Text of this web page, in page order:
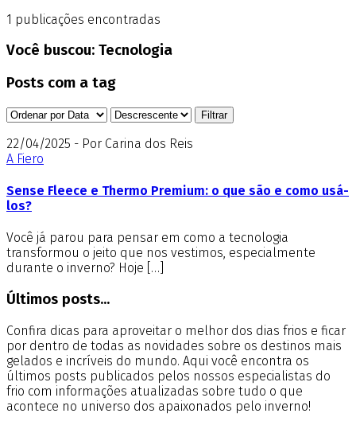
1 publicações encontradas
Você buscou: Tecnologia
Posts com a tag
22/04/2025 - Por Carina dos Reis
A Fiero
Sense Fleece e Thermo Premium: o que são e como usá-
los?
Você já parou para pensar em como a tecnologia
transformou o jeito que nos vestimos, especialmente
durante o inverno? Hoje […]
Últimos posts...
Confira dicas para aproveitar o melhor dos dias frios e ficar
por dentro de todas as novidades sobre os destinos mais
gelados e incríveis do mundo. Aqui você encontra os
últimos posts publicados pelos nossos especialistas do
frio com informações atualizadas sobre tudo o que
acontece no universo dos apaixonados pelo inverno!